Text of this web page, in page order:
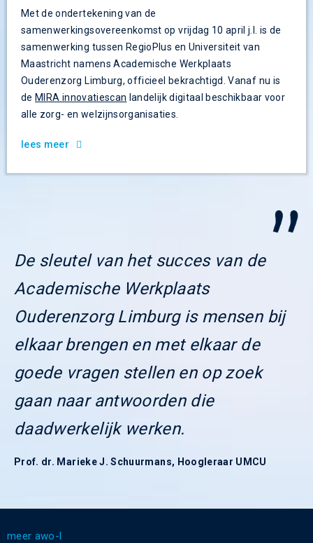
Met de ondertekening van de
samenwerkingsovereenkomst op vrijdag 10 april j.l. is de
samenwerking tussen RegioPlus en Universiteit van
Maastricht namens Academische Werkplaats
Ouderenzorg Limburg, officieel bekrachtigd. Vanaf nu is
de MIRA innovatiescan landelijk digitaal beschikbaar voor
alle zorg- en welzijnsorganisaties.
lees meer
De sleutel van het succes van de
Academische Werkplaats
Ouderenzorg Limburg is mensen bij
elkaar brengen en met elkaar de
goede vragen stellen en op zoek
gaan naar antwoorden die
daadwerkelijk werken.
Prof. dr. Marieke J. Schuurmans, Hoogleraar UMCU
meer awo-l